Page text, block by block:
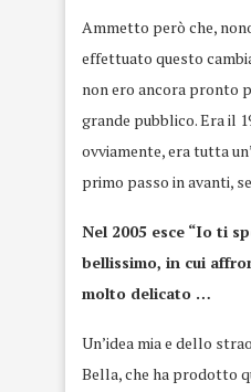
Ammetto però che,
effettuato questo
non ero ancora pronto
grande pubblico. Era il
ovviamente, era tutta
primo passo in avanti,
Nel 2005 esce “Io ti
bellissimo, in cui
molto delicato …
Un’idea mia e dello
Bella, che ha prodotto